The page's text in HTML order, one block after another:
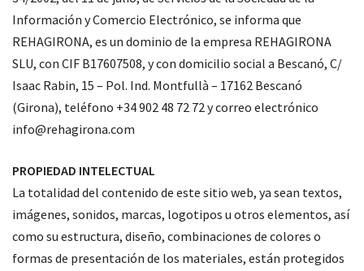
Información y Comercio Electrónico, se informa que
REHAGIRONA, es un dominio de la empresa REHAGIRONA
SLU, con CIF B17607508, y con domicilio social a Bescanó, C/
Isaac Rabin, 15 – Pol. Ind. Montfullà – 17162 Bescanó
(Girona), teléfono +34 902 48 72 72 y correo electrónico
info@rehagirona.com
PROPIEDAD INTELECTUAL
La totalidad del contenido de este sitio web, ya sean textos,
imágenes, sonidos, marcas, logotipos u otros elementos, así
como su estructura, diseño, combinaciones de colores o
formas de presentación de los materiales, están protegidos